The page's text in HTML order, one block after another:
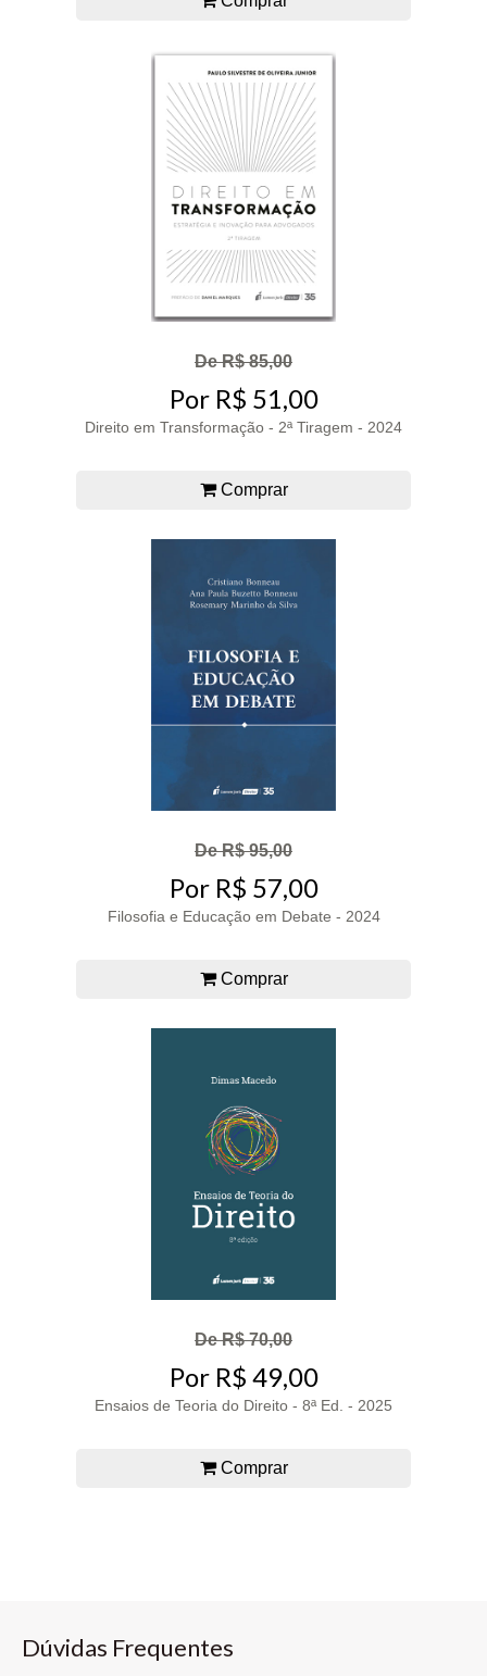
De R$ 85,00
Por R$ 51,00
Direito em Transformação - 2ª Tiragem - 2024
Comprar
De R$ 95,00
Por R$ 57,00
Filosofia e Educação em Debate - 2024
Comprar
De R$ 70,00
Por R$ 49,00
Ensaios de Teoria do Direito - 8ª Ed. - 2025
Comprar
Dúvidas Frequentes